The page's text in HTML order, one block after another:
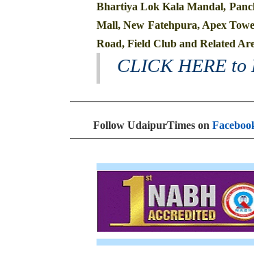
Bhartiya Lok Kala Mandal,
Mall, New Fatehpura, Apex
Road, Field Club and Related
CLICK HERE to
Follow UdaipurTimes on